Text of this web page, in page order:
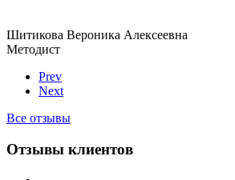
Шитикова Вероника Алексеевна
Методист
Prev
Next
Все отзывы
Отзывы клиентов